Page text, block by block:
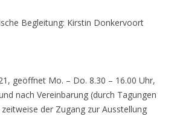
Begleitung: Kirstin Donkervoort
geöffnet Mo. – Do. 8.30 – 16.00 Uhr,
nach Vereinbarung (durch Tagungen
der Zugang zur Ausstellung